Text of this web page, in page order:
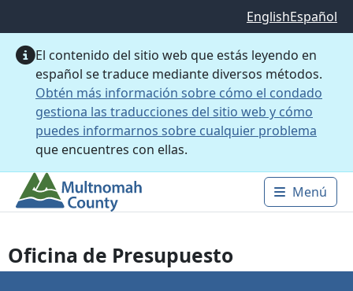
EnglishEspañol
El contenido del sitio web que estás leyendo en
español se traduce mediante diversos métodos.
Obtén más información sobre cómo el condado
gestiona las traducciones del sitio web y cómo
puedes informarnos sobre cualquier problema
que encuentres con ellas.
Main
Menú
Oficina de Presupuesto